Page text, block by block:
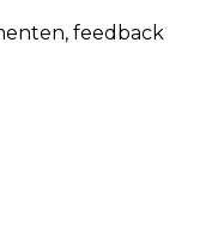
feedback